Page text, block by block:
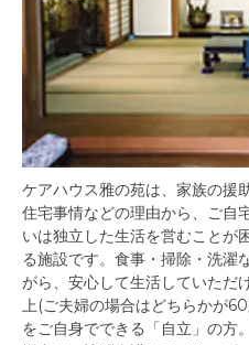
ケアハウス雅の苑は、家族の援
住宅事情などの理由から、ご自
いは独立した生活を営むことが
る施設です。食事・掃除・洗濯
がら、安心して生活していただ
上(ご夫婦の場合はどちらかが
をご自身でできる「自立」の方